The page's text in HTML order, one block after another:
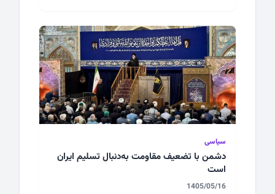
سیاسی
دشمن با تضعیف مقاومت به‌دنبال تسلیم ایران
است
1405/05/16